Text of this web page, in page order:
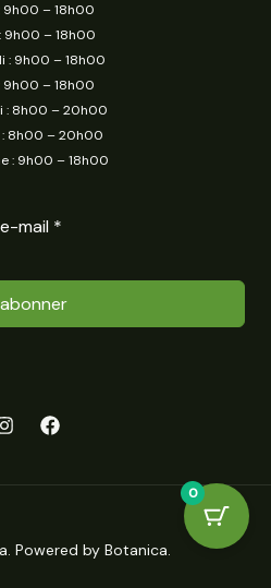
9h00 – 18h00
9h00 – 18h00
: 9h00 – 18h00
9h00 – 18h00
: 8h00 – 20h00
: 8h00 – 20h00
: 9h00 – 18h00
Powered by Botanica.
0